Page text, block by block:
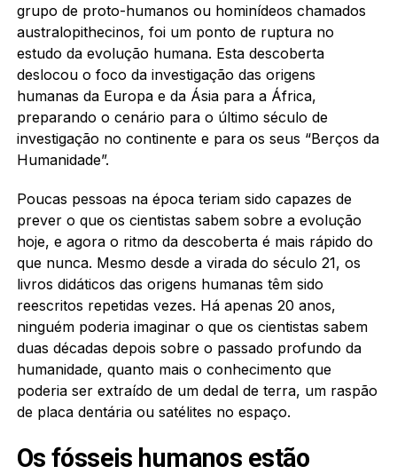
grupo de proto-humanos ou hominídeos chamados
australopithecinos, foi um ponto de ruptura no
estudo da evolução humana. Esta descoberta
deslocou o foco da investigação das origens
humanas da Europa e da Ásia para a África,
preparando o cenário para o último século de
investigação no continente e para os seus “Berços da
Humanidade”.
Poucas pessoas na época teriam sido capazes de
prever o que os cientistas sabem sobre a evolução
hoje, e agora o ritmo da descoberta é mais rápido do
que nunca. Mesmo desde a virada do século 21, os
livros didáticos das origens humanas têm sido
reescritos repetidas vezes. Há apenas 20 anos,
ninguém poderia imaginar o que os cientistas sabem
duas décadas depois sobre o passado profundo da
humanidade, quanto mais o conhecimento que
poderia ser extraído de um dedal de terra, um raspão
de placa dentária ou satélites no espaço.
Os fósseis humanos estão